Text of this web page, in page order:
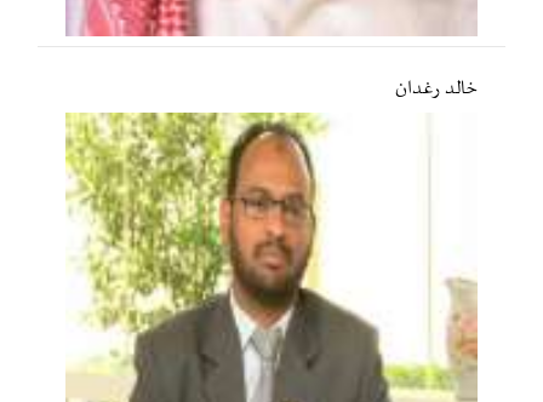
خالد رغدان